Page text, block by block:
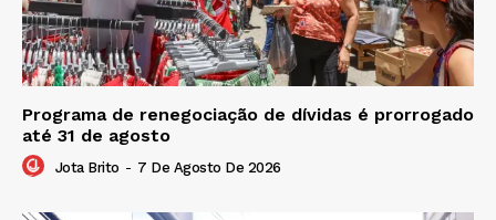
Programa de renegociação de dívidas é prorrogado
até 31 de agosto
Jota Brito - 7 De Agosto De 2026